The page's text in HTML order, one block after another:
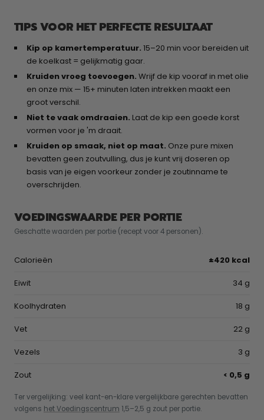
TIPS VOOR HET PERFECTE RESULTAAT
Kip op kamertemperatuur. 15–20 min voor bereiden uit
de koelkast = gelijkmatig gaar.
Kruiden vroeg toevoegen. Wrijf de kip vooraf in met olie
en onze mix — 15+ minuten laten intrekken maakt een
groot verschil.
Niet te vaak omdraaien. Laat de kip een goede korst
vormen voor je 'm draait.
Kruiden op smaak, niet op maat. Onze pure mixen
bevatten geen zoutvulling, dus je kunt vrij doseren op
basis van je eigen voorkeur zonder je zoutinname te
overschrijden.
VOEDINGSWAARDE PER PORTIE
Geschatte waarden per portie (recept voor 4 personen).
Calorieën ±420 kcal
Eiwit 34 g
Koolhydraten 18 g
Vet 22 g
Vezels 3 g
Zout < 0,5 g
Ter vergelijking: veel kant-en-klare vergelijkbare gerechten bevatten
volgens het Voedingscentrum 1,5–2,5 g zout per portie.